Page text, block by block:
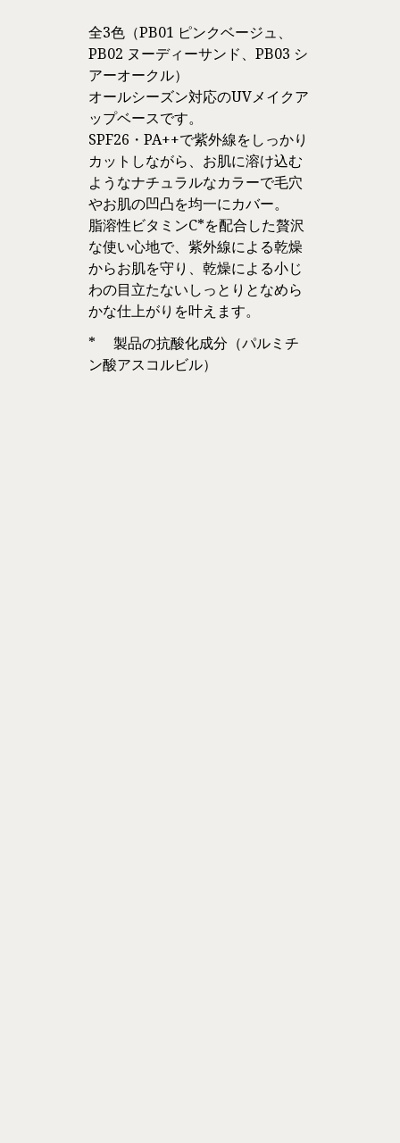
全3色（PB01 ピンクベージュ、
PB02 ヌーディーサンド、PB03 シ
アーオークル）
オールシーズン対応のUVメイクア
ップベースです。
SPF26・PA++で紫外線をしっかり
カットしながら、お肌に溶け込む
ようなナチュラルなカラーで毛穴
やお肌の凹凸を均一にカバー。
脂溶性ビタミンC*を配合した贅沢
な使い心地で、紫外線による乾燥
からお肌を守り、乾燥による小じ
わの目立たないしっとりとなめら
かな仕上がりを叶えます。
* 製品の抗酸化成分（パルミチ
ン酸アスコルビル）